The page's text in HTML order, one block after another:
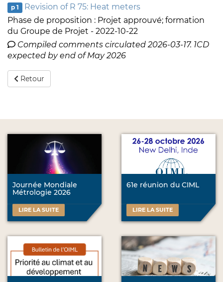
p 1
Revision of R 75: Heat meters
Phase de proposition : Projet approuvé; formation
du Groupe de Projet - 2022-10-22
Compiled comments circulated 2026-03-17. 1CD
expected by end of May 2026
Retour
Journée Mondiale
Métrologie 2026
LIRE LA SUITE
61e réunion du CIML
LIRE LA SUITE